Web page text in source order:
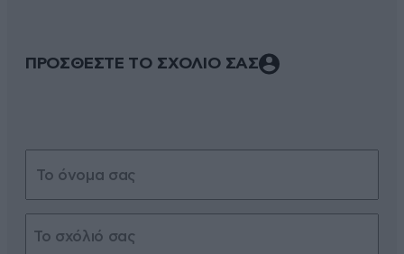
ΠΡΟΣΘΕΣΤΕ ΤΟ ΣΧΟΛΙΟ ΣΑΣ